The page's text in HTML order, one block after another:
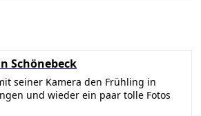
Schönebeck
seiner Kamera den Frühling in
und wieder ein paar tolle Fotos